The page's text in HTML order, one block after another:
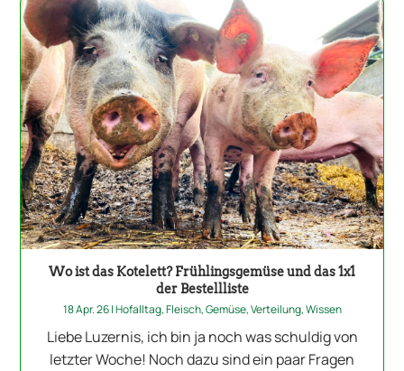
Wo ist das Kotelett? Frühlingsgemüse und das 1x1
der Bestellliste
18 Apr. 26|Hofalltag,Fleisch,Gemüse,Verteilung,Wissen
Liebe Luzernis, ich bin ja noch was schuldig von
letzter Woche! Noch dazu sind ein paar Fragen